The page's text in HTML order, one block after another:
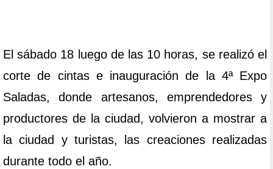
El sábado 18 luego de las 10 horas, se realizó el
corte de cintas e inauguración de la 4ª Expo
Saladas, donde artesanos, emprendedores y
productores de la ciudad, volvieron a mostrar a
la ciudad y turistas, las creaciones realizadas
durante todo el año.